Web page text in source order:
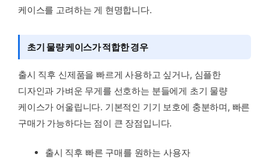
케이스를 고려하는 게 현명합니다.
초기 물량 케이스가 적합한 경우
출시 직후 신제품을 빠르게 사용하고 싶거나, 심플한
디자인과 가벼운 무게를 선호하는 분들에게 초기 물량
케이스가 어울립니다. 기본적인 기기 보호에 충분하며, 빠른
구매가 가능하다는 점이 큰 장점입니다.
출시 직후 빠른 구매를 원하는 사용자